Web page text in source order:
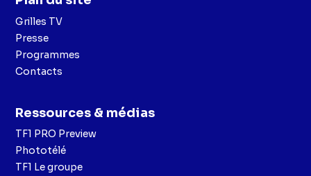
Grilles TV
Presse
Programmes
Contacts
Ressources & médias
TF1 PRO Preview
Phototélé
TF1 Le groupe